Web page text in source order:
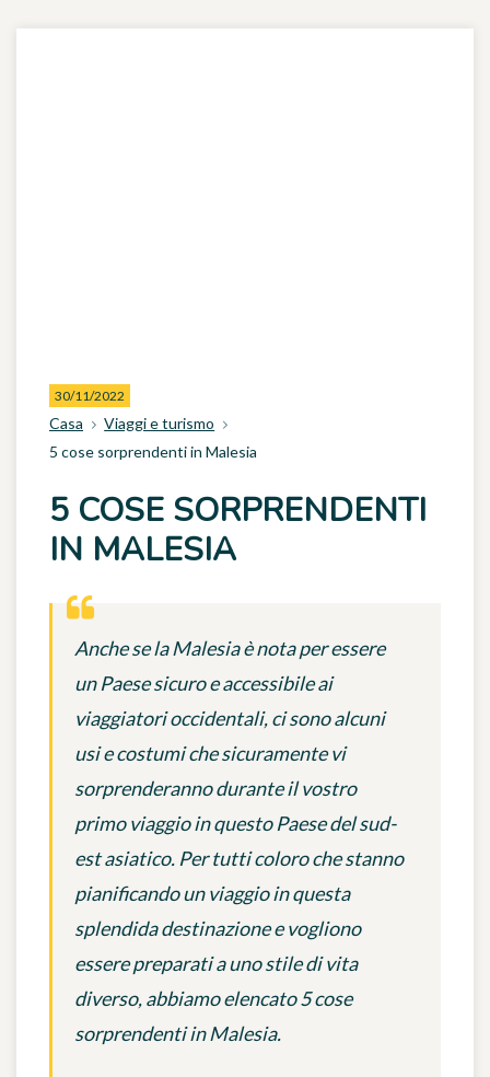
30/11/2022
Casa
Viaggi e turismo
5 cose sorprendenti in Malesia
5 COSE SORPRENDENTI
IN MALESIA
Anche se la Malesia è nota per essere
un Paese sicuro e accessibile ai
viaggiatori occidentali, ci sono alcuni
usi e costumi che sicuramente vi
sorprenderanno durante il vostro
primo viaggio in questo Paese del sud-
est asiatico. Per tutti coloro che stanno
pianificando un viaggio in questa
splendida destinazione e vogliono
essere preparati a uno stile di vita
diverso, abbiamo elencato 5 cose
sorprendenti in Malesia.